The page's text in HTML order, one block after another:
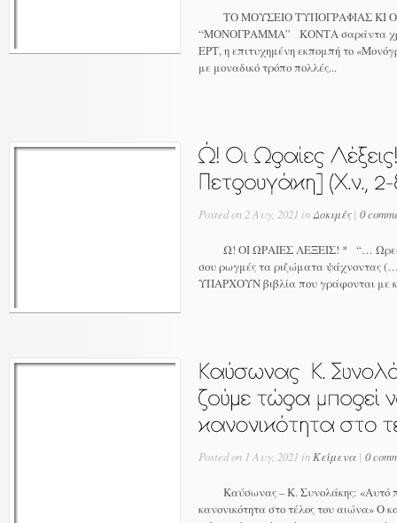
ΤΟ ΜΟΥΣΕΙΟ ΤΥΠΟΓΡΑΦΙΑΣ ΚΙ
“ΜΟΝΟΓΡΑΜΜΑ” ΚΟΝΤΑ σαράντα
ΕΡΤ, η επιτυχημένη εκπομπή το
με μοναδικό τρόπο πολλές...
Posted on 2 Αυγ, 2021 in Δοκιμές| 0
Ω! ΟΙ ΩΡΑΙΕΣ ΛΕΞΕΙΣ! * “… Ωρες
σου ρωγμές τα ριζώματα ψάχνοντας
ΥΠΑΡΧΟΥΝ βιβλία που γράφονται με
Posted on 1 Αυγ, 2021 in Κείμενα | 0
Καύσωνας – Κ. Συνολάκης: «Αυτό
κανονικότητα στο τέλος του αιώνα» Ο